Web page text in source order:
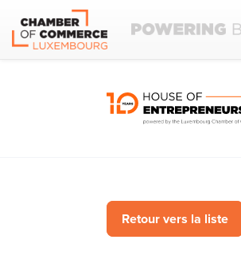
Retour vers la liste